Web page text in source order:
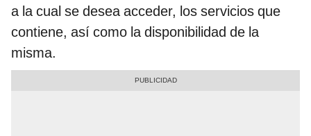
a la cual se desea acceder, los servicios que
contiene, así como la disponibilidad de la
misma.